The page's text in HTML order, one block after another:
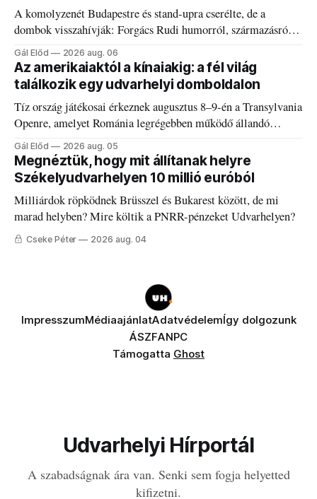
A komolyzenét Budapestre és stand-upra cserélte, de a
dombok visszahívják: Forgács Rudi humorról, származásról
és határokról.
Gál Előd 2026 aug. 06
Az amerikaiaktól a kínaiakig: a fél világ
találkozik egy udvarhelyi domboldalon
Tíz ország játékosai érkeznek augusztus 8–9-én a Transylvania
Openre, amelyet Románia legrégebben működő állandó
discgolfpályáján rendeznek meg.
Gál Előd 2026 aug. 05
Megnéztük, hogy mit állítanak helyre
Székelyudvarhelyen 10 millió euróból
Milliárdok röpködnek Brüsszel és Bukarest között, de mi
marad helyben? Mire költik a PNRR-pénzeket Udvarhelyen?
Cseke Péter 2026 aug. 04
ImpresszumMédiaajánlatAdatvédelemÍgy dolgozunk
ÁSZFANPC
Támogatta Ghost
Udvarhelyi Hírportál
A szabadságnak ára van. Senki sem fogja helyetted
kifizetni.